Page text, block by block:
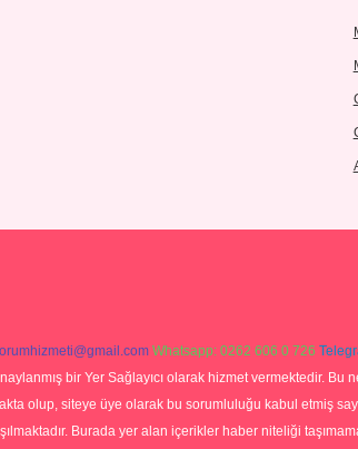
Whatsapp: 0262 606 0 726
bir Yer Sağlayıcı olarak hizmet vermektedir.
olup, siteye üye olarak bu sorumluluğu kabul etmiş
Burada yer alan içerikler haber niteliği